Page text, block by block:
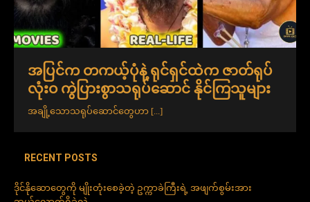
အပြင်က တကယ့်ပုံနဲ့ ရုင်ရှင်ထဲက ဇာတ်ရုပ်
လုံးဝ ကွဲပြားစွာသရုပ်ဆောင် နိုင်ကြသူများ
အချို့သောသရုပ်ဆောင်တွေဟာ [...]
RECENT POSTS
ဒိုင်နိုဆောတွေကို မျိုးတုံးစေခဲ့တဲ့ ဥက္ကာခဲကြီးရဲ့ အဖျက်စွမ်းအား